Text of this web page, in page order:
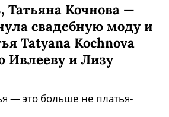
Татьяна Кочнова —
свадебную моду и
Tatyana Kochnovа
Ивлееву и Лизу
— это больше не платья-